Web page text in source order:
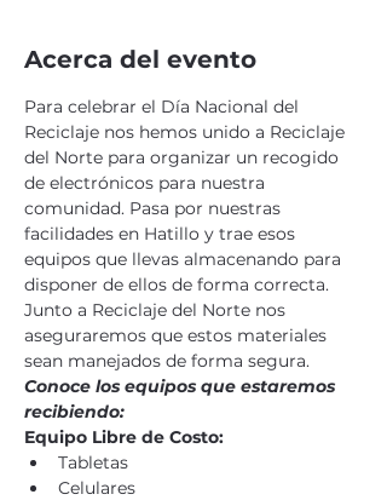
Acerca del evento
Para celebrar el Día Nacional del
Reciclaje nos hemos unido a Reciclaje
del Norte para organizar un recogido
de electrónicos para nuestra
comunidad. Pasa por nuestras
facilidades en Hatillo y trae esos
equipos que llevas almacenando para
disponer de ellos de forma correcta.
Junto a Reciclaje del Norte nos
aseguraremos que estos materiales
sean manejados de forma segura.
Conoce los equipos que estaremos
recibiendo:
Equipo Libre de Costo:
Tabletas
Celulares